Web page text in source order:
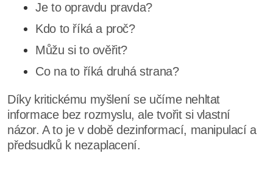
Je to opravdu pravda?
Kdo to říká a proč?
Můžu si to ověřit?
Co na to říká druhá strana?
Díky kritickému myšlení se učíme nehltat
informace bez rozmyslu, ale tvořit si vlastní
názor. A to je v době dezinformací, manipulací a
předsudků k nezaplacení.